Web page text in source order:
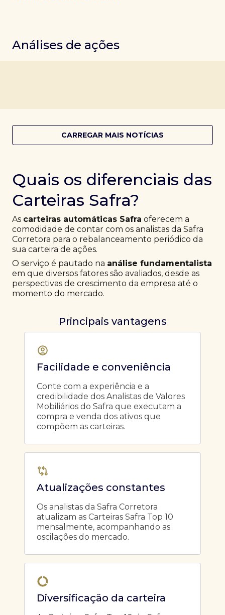
Análises de ações
CARREGAR MAIS NOTÍCIAS
Quais os diferenciais das
Carteiras Safra?
As carteiras automáticas Safra oferecem a
comodidade de contar com os analistas da Safra
Corretora para o rebalanceamento periódico da
sua carteira de ações.
O serviço é pautado na análise fundamentalista
em que diversos fatores são avaliados, desde as
perspectivas de crescimento da empresa até o
momento do mercado.
Principais vantagens
Facilidade e conveniência
Conte com a experiência e a
credibilidade dos Analistas de Valores
Mobiliários do Safra que executam a
compra e venda dos ativos que
compõem as carteiras.
Atualizações constantes
Os analistas da Safra Corretora
atualizam as Carteiras Safra Top 10
mensalmente, acompanhando as
oscilações do mercado.
Diversificação da carteira